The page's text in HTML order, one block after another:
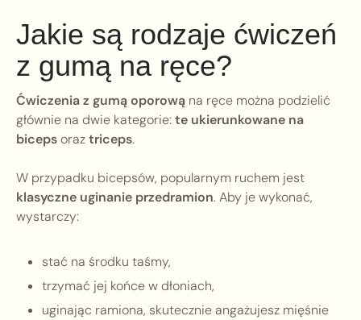
Jakie są rodzaje ćwiczeń
z gumą na ręce?
Ćwiczenia z gumą oporową na ręce można podzielić
głównie na dwie kategorie:te ukierunkowane na
bicepsoraztriceps.
W przypadku bicepsów, popularnym ruchem jest
klasyczne uginanie przedramion. Aby je wykonać,
wystarczy:
stać na środku taśmy,
trzymać jej końce w dłoniach,
uginając ramiona, skutecznie angażujesz mięśnie